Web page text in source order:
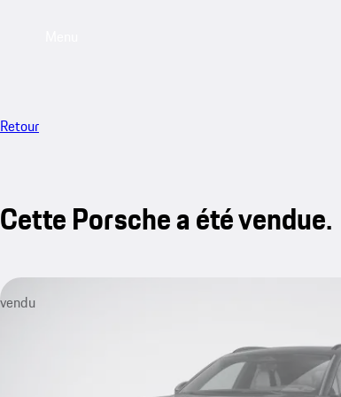
Retour
Cette Porsche a été vendue.
vendu